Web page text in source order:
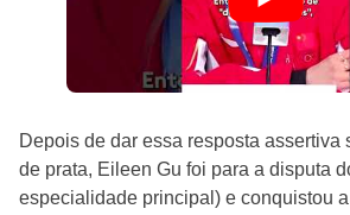
Depois de dar essa resposta assertiva
de prata, Eileen Gu foi para a disputa
especialidade principal) e conquistou